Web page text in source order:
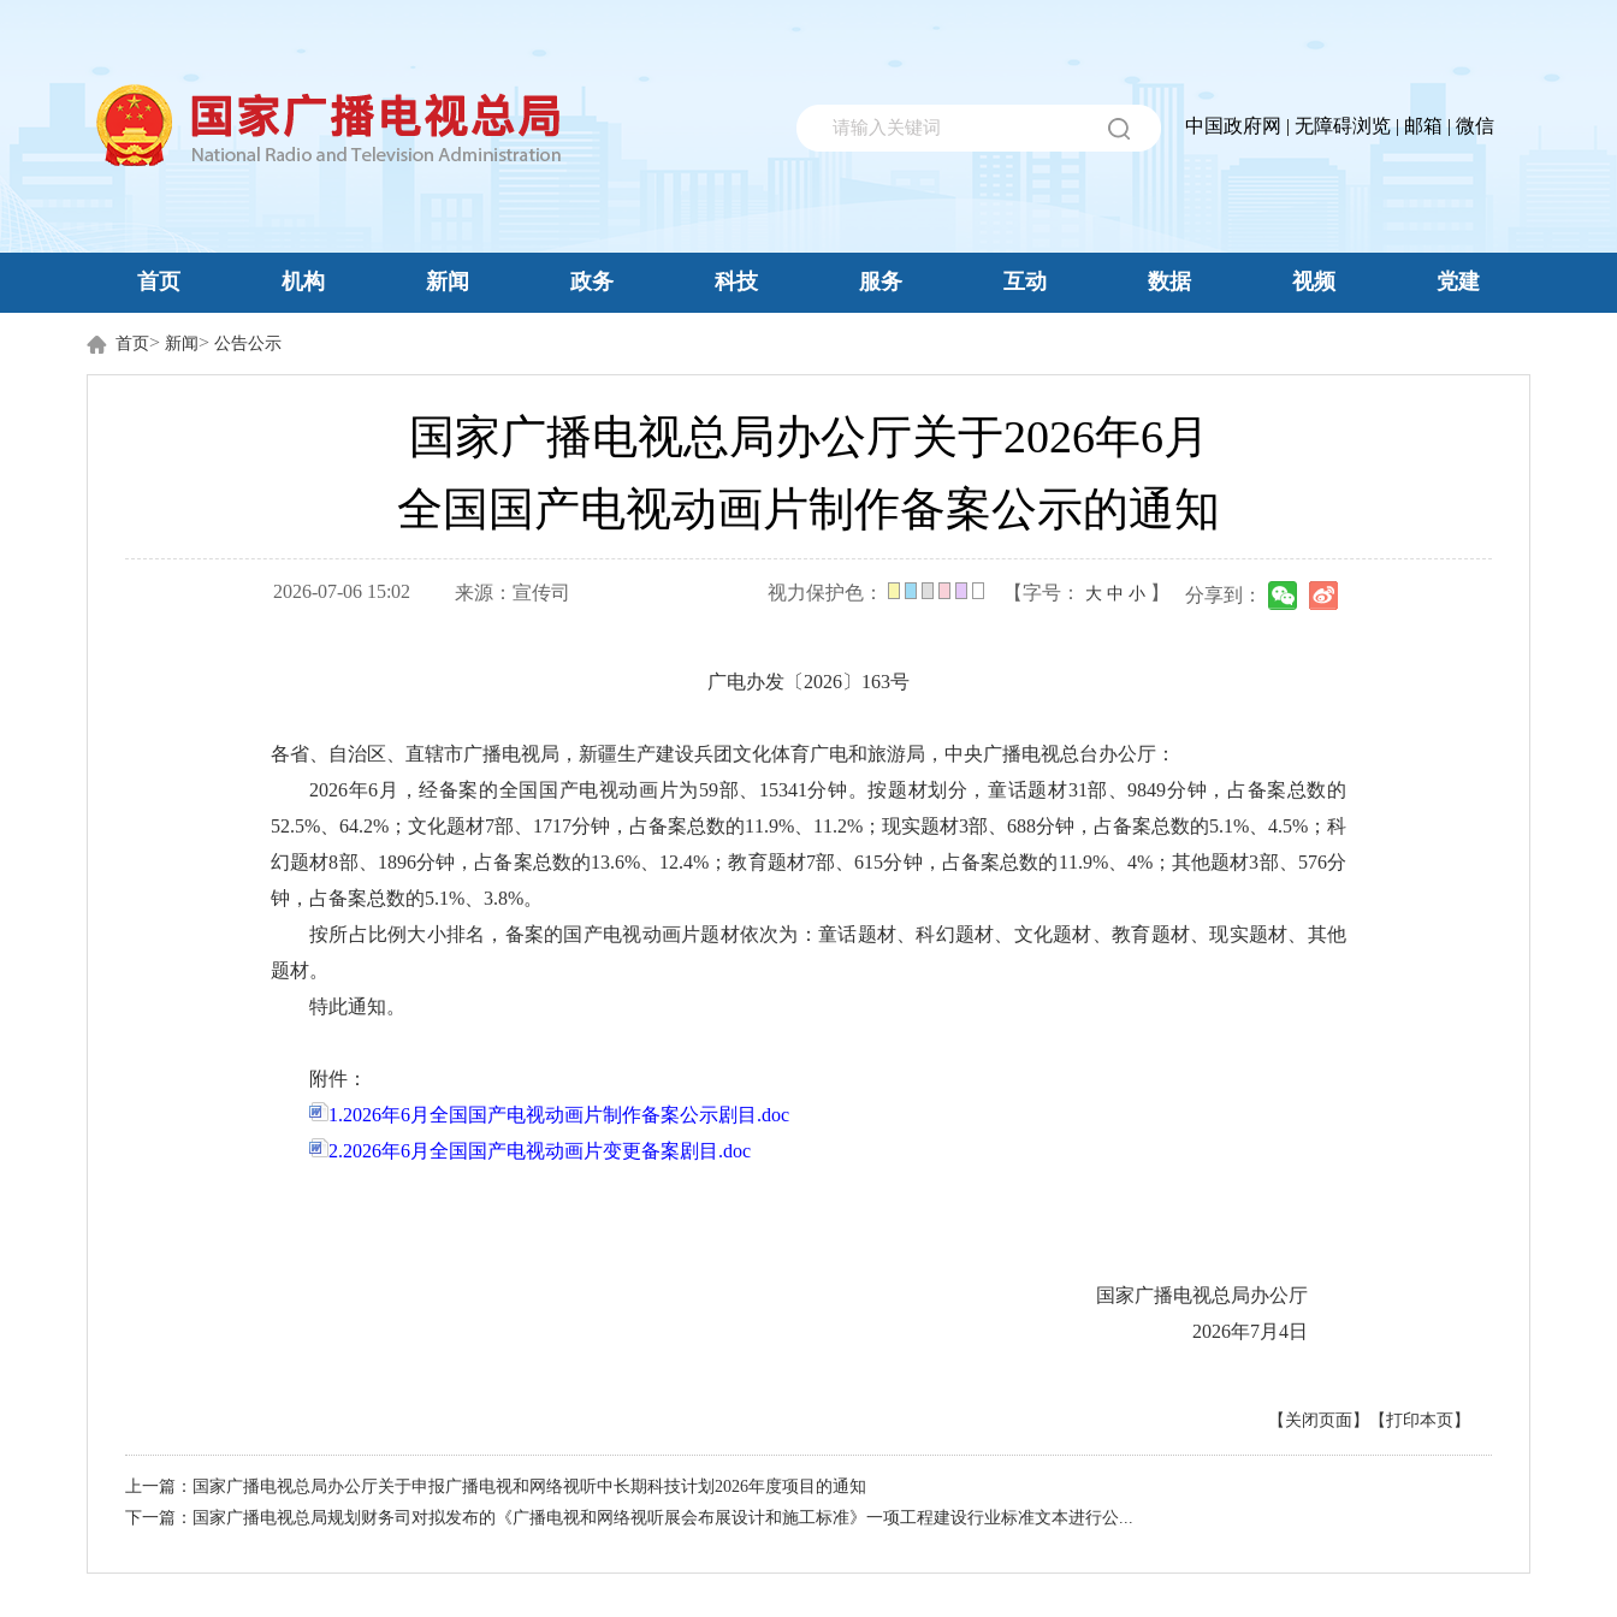
中国政府网 | 无障碍浏览|邮箱 |微信
首页 机构 新闻 政务 科技 服务 互动 数据 视频 党建
首页> 新闻 > 公告公示
国家广播电视总局办公厅关于2026年6月
全国国产电视动画片制作备案公示的通知
2026-07-06 15:02 来源： 宣传司 视力保护色： 【字号： 大 中 小 】 分享到：
广电办发〔2026〕163号
各省、自治区、直辖市广播电视局，新疆生产建设兵团文化体育广电和旅游局，中央广播电视总台办公厅：
2026年6月，经备案的全国国产电视动画片为59部、15341分钟。按题材划分，童话题材31部、9849分钟，占备案总数的
52.5%、64.2%；文化题材7部、1717分钟，占备案总数的11.9%、11.2%；现实题材3部、688分钟，占备案总数的5.1%、4.5%；科
幻题材8部、1896分钟，占备案总数的13.6%、12.4%；教育题材7部、615分钟，占备案总数的11.9%、4%；其他题材3部、576分
钟，占备案总数的5.1%、3.8%。
按所占比例大小排名，备案的国产电视动画片题材依次为：童话题材、科幻题材、文化题材、教育题材、现实题材、其他
题材。
特此通知。
附件：
1.2026年6月全国国产电视动画片制作备案公示剧目.doc
2.2026年6月全国国产电视动画片变更备案剧目.doc
国家广播电视总局办公厅
2026年7月4日
【打印本页】
【关闭页面】
上一篇：国家广播电视总局办公厅关于申报广播电视和网络视听中长期科技计划2026年度项目的通知
下一篇：国家广播电视总局规划财务司对拟发布的《广播电视和网络视听展会布展设计和施工标准》一项工程建设行业标准文本进行公...